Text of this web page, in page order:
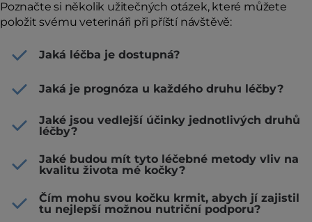
Poznačte si několik užitečných otázek, které můžete
položit svému veterináři při příští návštěvě:
Jaká léčba je dostupná?
Jaká je prognóza u každého druhu léčby?
Jaké jsou vedlejší účinky jednotlivých druhů
léčby?
Jaké budou mít tyto léčebné metody vliv na
kvalitu života mé kočky?
Čím mohu svou kočku krmit, abych jí zajistil
tu nejlepší možnou nutriční podporu?